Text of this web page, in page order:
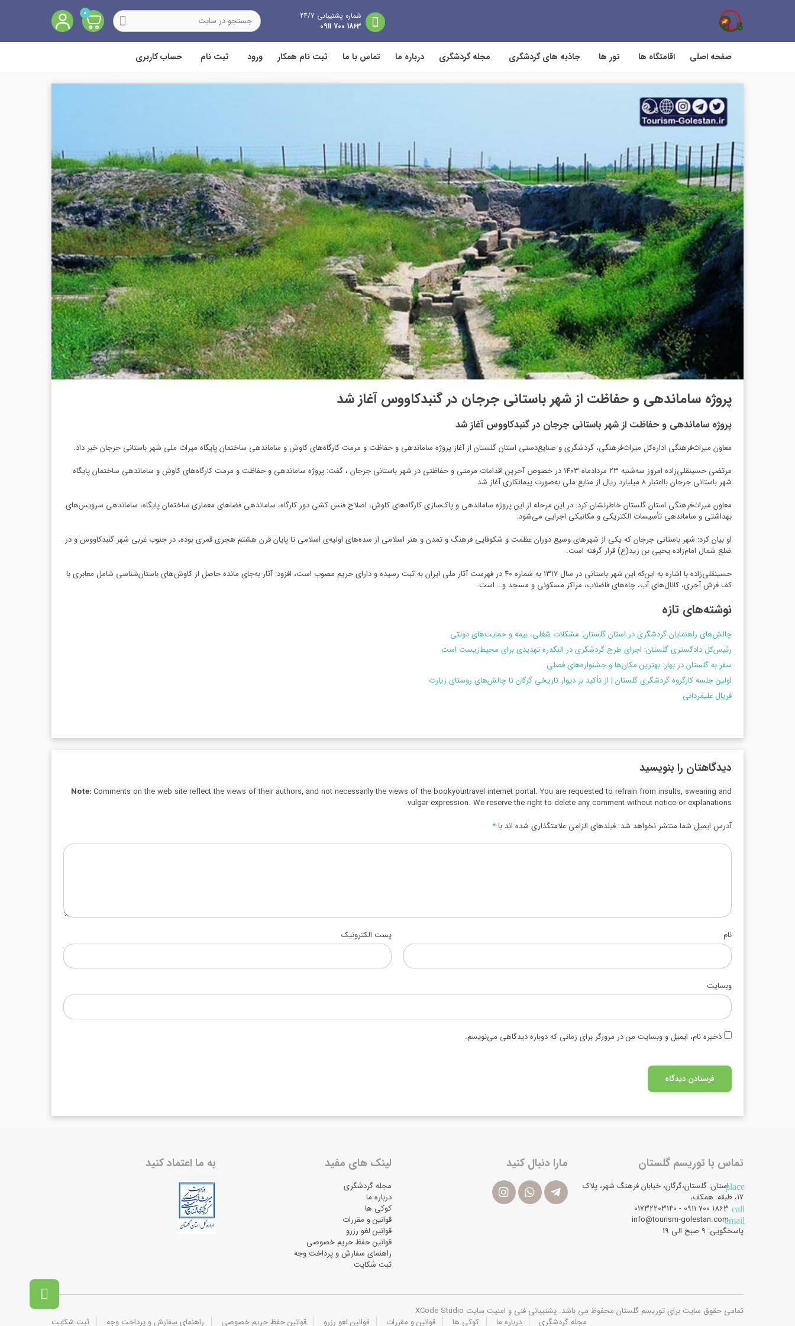
شماره پشتیبانی 24/7
1863 700 0911
0
صفحه اصلی اقامتگاه ها تور ها جاذبه های گردشگری مجله گردشگری درباره ما تماس با ما ثبت نام همکار ورود ثبت نام حساب کاربری
پروژه ساماندهی و حفاظت از شهر باستانی جرجان در گنبدکاووس آغاز شد
پروژه ساماندهی و حفاظت از شهر باستانی جرجان در گنبدکاووس آغاز شد
معاون میراث‌فرهنگی اداره‌کل میراث‌فرهنگی، گردشگری و صنایع‌دستی استان گلستان از آغاز پروژه ساماندهی و حفاظت و مرمت کارگاه‌های کاوش و ساماندهی ساختمان پایگاه میراث ملی شهر باستانی جرجان خبر داد.
مرتضی حسینقلی‌زاده امروز سه‌شنبه ۲۳ مردادماه ۱۴۰۳ در خصوص آخرین اقدامات مرمتی و حفاظتی در شهر باستانی جرجان ، گفت: پروژه ساماندهی و حفاظت و مرمت کارگاه‌های کاوش و ساماندهی ساختمان پایگاه
شهر باستانی جرجان بااعتبار ۸ میلیارد ریال از منابع ملی به‌صورت پیمانکاری آغاز شد.
معاون میراث‌فرهنگی استان گلستان خاطرنشان کرد: در این مرحله از این پروژه ساماندهی و پاک‌سازی کارگاه‌های کاوش، اصلاح فنس کشی دور کارگاه، ساماندهی فضاهای معماری ساختمان پایگاه، ساماندهی سرویس‌های
بهداشتی و ساماندهی تأسیسات الکتریکی و مکانیکی اجرایی می‌شود.
او بیان کرد: شهر باستانی جرجان که یکی از شهرهای وسیع دوران عظمت و شکوفایی فرهنگ و تمدن و هنر اسلامی از سده‌های اولیه‌ی اسلامی تا پایان قرن هشتم هجری قمری بوده، در جنوب غربی شهر گنبدکاووس و در
ضلع شمال امام‌زاده یحیی بن زید(ع) قرار گرفته است.
حسینقلی‌زاده با اشاره به این‌که این شهر باستانی در سال ۱۳۱۷ به شماره ۴۰ در فهرست آثار ملی ایران به ثبت رسیده و دارای حریم مصوب است، افزود: آثار به‌جای مانده حاصل از کاوش‌های باستان‌شناسی شامل معابری با
کف فرش آجری، کانال‌های آب، چاه‌های فاضلاب، مراکز مسکونی و مسجد و… است.
نوشته‌های تازه
چالش‌های راهنمایان گردشگری در استان گلستان: مشکلات شغلی، بیمه و حمایت‌های دولتی
رئیس‌کل دادگستری گلستان: اجرای طرح گردشگری در النگدره تهدیدی برای محیط‌زیست است
سفر به گلستان در بهار: بهترین مکان‌ها و جشنواره‌های فصلی
اولین جلسه کارگروه گردشگری گلستان | از تأکید بر دیوار تاریخی گرگان تا چالش‌های روستای زیارت
فریال علیمردانی
دیدگاهتان را بنویسید
Note:Comments on the web site reflect the views of their authors, and not necessarily the views of the bookyourtravel internet portal. You are requested to refrain from insults, swearing and
vulgar expression. We reserve the right to delete any comment without notice or explanations.
آدرس ایمیل شما منتشر نخواهد شد. فیلدهای الزامی علامتگذاری شده اند با*
نام پست الکترونیک
وبسایت
ذخیره نام، ایمیل و وبسایت من در مرورگر برای زمانی که دوباره دیدگاهی می‌نویسم.

تماس با توریسم گلستان
placeاستان: گلستان،گرگان، خیابان فرهنگ شهر، پلاک
17، طبقه: همکف،
call
email
info@tourism-golestan.com
پاسخگویی: ۹ صبح الی 19
مارا دنبال کنید لینک های مفید
مجله گردشگری
درباره ما
کوکی ها
قوانین و مقررات
قوانین لغو رزرو
قوانین حفظ حریم خصوصی
راهنمای سفارش و پرداخت وجه
ثبت شکایت
به ما اعتماد کنید
تمامی حقوق سایت برای توریسم گلستان محفوظ می باشد. پشتیبانی فنی و امنیت سایت XCode Studio
مجله گردشگری
درباره ما کوکی ها قوانین و مقررات قوانین لغو رزرو قوانین حفظ حریم خصوصی راهنمای سفارش و پرداخت وجه ثبت شکایت